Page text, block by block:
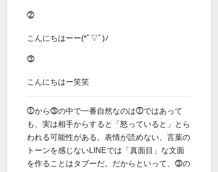
⓶
こんにちはーー(*ﾟ▽ﾟ)ﾉ
⓷
こんにちはー笑笑
⓵から⓷の中で一番自然なのは⓵ではあって
も、実は相手からすると「怒っていると」とら
われる可能性がある。表情が読めない、言葉の
トーンを感じないLINEでは「真面目」な文面
を作ることはタブーだ。だからといって、⓷の